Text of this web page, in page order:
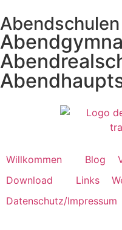
Willkommen Blog
Download
Links
Datenschutz/Impressum